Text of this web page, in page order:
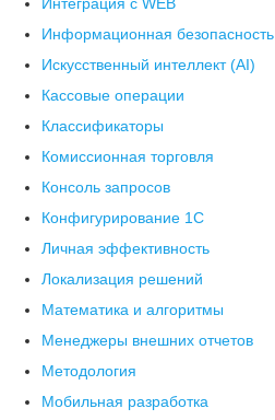
Информационная безопасность
Искусственный интеллект (AI)
Кассовые операции
Классификаторы
Комиссионная торговля
Консоль запросов
Конфигурирование 1С
Личная эффективность
Локализация решений
Математика и алгоритмы
Менеджеры внешних отчетов
Методология
Мобильная разработка